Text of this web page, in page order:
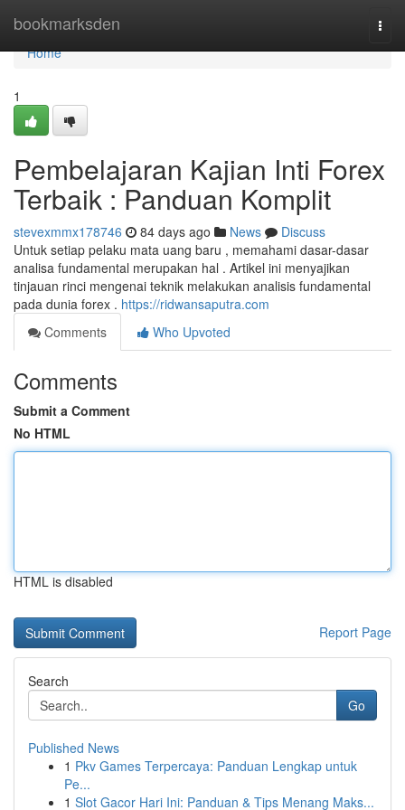
bookmarksden
Home
Home
1
Pembelajaran Kajian Inti Forex
Terbaik : Panduan Komplit
stevexmmx178746 84 days ago News
Discuss
Untuk setiap pelaku mata uang baru , memahami dasar-dasar
analisa fundamental merupakan hal . Artikel ini menyajikan
tinjauan rinci mengenai teknik melakukan analisis fundamental
pada dunia forex . https://ridwansaputra.com
Comments
Who Upvoted
Comments
Submit a Comment
No HTML
HTML is disabled
Report Page
Search
Go
Published News
1 Pkv Games Terpercaya: Panduan Lengkap untuk
Pe...
1 Slot Gacor Hari Ini: Panduan & Tips Menang Maks...